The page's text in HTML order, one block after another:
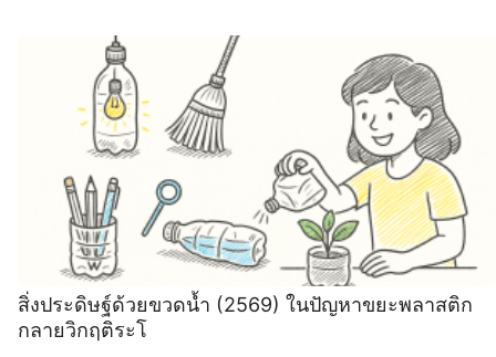
สิ่งประดิษฐ์ด้วยขวดน้ำ (2569) ในปัญหาขยะพลาสติก
กลายวิกฤติระโ